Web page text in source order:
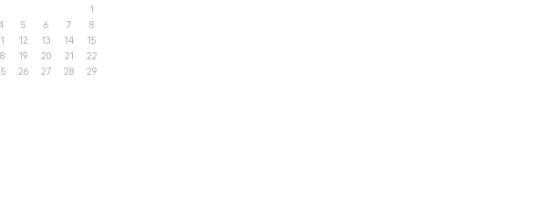
1
5 6 7
8
12 13 14
15
19 20 21
22
26 27 28
29